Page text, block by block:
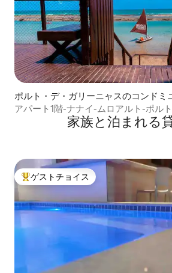
ポルト・デ・ガリーニャスのコンドミ
アパート1階-ナナイ-ムロアルト-ポル
家族と泊まれる
大好評のゲストチョイスです。
ゲストチョイス